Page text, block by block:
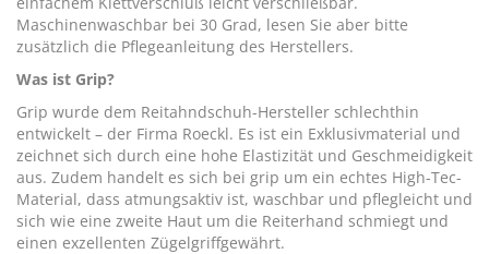
Maschinenwaschbar bei 30 Grad, lesen Sie aber bitte
zusätzlich die Pflegeanleitung des Herstellers.
Was ist Grip?
Grip wurde dem Reitahndschuh-Hersteller schlechthin
entwickelt – der Firma Roeckl. Es ist ein Exklusivmaterial und
zeichnet sich durch eine hohe Elastizität und Geschmeidigkeit
aus. Zudem handelt es sich bei grip um ein echtes High-Tec-
Material, dass atmungsaktiv ist, waschbar und pflegleicht und
sich wie eine zweite Haut um die Reiterhand schmiegt und
einen exzellenten Zügelgriffgewährt.